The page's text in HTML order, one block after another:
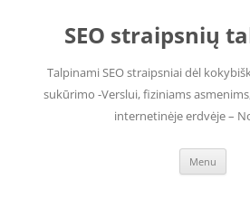
contentSEO straipsnių
Talpinami SEO straipsniai dėl
sukūrimo -Verslui, fiziniams
internetinėje erdvėje –
Menu